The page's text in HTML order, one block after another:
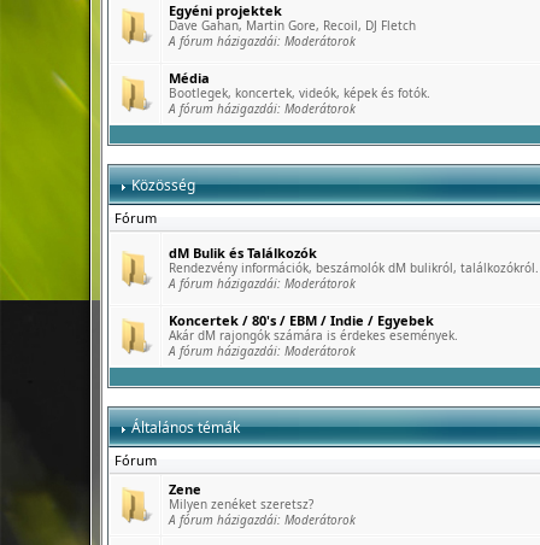
Egyéni projektek
Dave Gahan, Martin Gore, Recoil, DJ Fletch
A fórum házigazdái: Moderátorok
Média
Bootlegek, koncertek, videók, képek és fotók.
A fórum házigazdái: Moderátorok
Közösség
Fórum
dM Bulik és Találkozók
Rendezvény információk, beszámolók dM bulikról, találkozókról.
A fórum házigazdái: Moderátorok
Koncertek / 80's / EBM / Indie / Egyebek
Akár dM rajongók számára is érdekes események.
A fórum házigazdái: Moderátorok
Általános témák
Fórum
Zene
Milyen zenéket szeretsz?
A fórum házigazdái: Moderátorok